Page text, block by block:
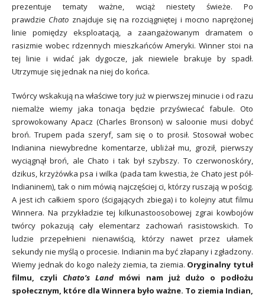
prezentuje tematy ważne, wciąż niestety świeże. Po
prawdzie Chato znajduje się na rozciągniętej i mocno naprężonej
linie pomiędzy eksploatacją, a zaangażowanym dramatem o
rasizmie wobec rdzennych mieszkańców Ameryki. Winner stoi na
tej linie i widać jak dygocze, jak niewiele brakuje by spadł.
Utrzymuje się jednak na niej do końca.
Twórcy wskakują na właściwe tory już w pierwszej minucie i od razu
niemalże wiemy jaka tonacja będzie przyświecać fabule. Oto
sprowokowany Apacz (Charles Bronson) w saloonie musi dobyć
broń. Trupem pada szeryf, sam się o to prosił. Stosował wobec
Indianina niewybredne komentarze, ubliżał mu, groził, pierwszy
wyciągnął broń, ale Chato i tak był szybszy. To czerwonoskóry,
dzikus, krzyżówka psa i wilka (pada tam kwestia, że Chato jest pół-
Indianinem), tak o nim mówią najczęściej ci, którzy ruszają w pościg.
A jest ich całkiem sporo (ścigających zbiega) i to kolejny atut filmu
Winnera. Na przykładzie tej kilkunastoosobowej zgrai kowbojów
twórcy pokazują cały elementarz zachowań rasistowskich. To
ludzie przepełnieni nienawiścią, którzy nawet przez ułamek
sekundy nie myślą o procesie. Indianin ma być złapany i zgładzony.
Wiemy jednak do kogo należy ziemia, ta ziemia. Oryginalny tytuł
filmu, czyliChato’s Land mówi nam już dużo o podłożu
społecznym, które dla Winnera było ważne. To ziemia Indian,